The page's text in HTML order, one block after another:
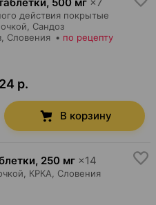
действия покрытые
Сандоз
, Словения • по рецепту
р.
В корзину
, 250 мг ×14
КРКА , Словения